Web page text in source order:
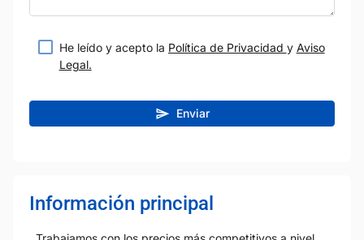
He leído y acepto la Política de Privacidad y Aviso
Legal.
Enviar
Información principal